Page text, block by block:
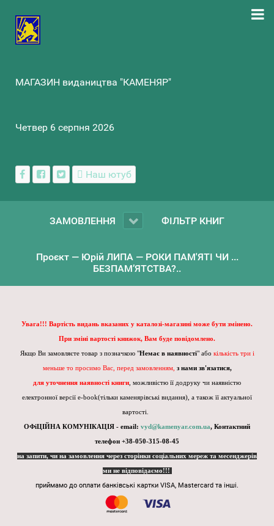
МАГАЗИН видаництва "КАМЕНЯР"
Четвер 6 серпня 2026
Наш ютуб
ЗАМОВЛЕННЯ ФІЛЬТР КНИГ
Проєкт — Юрій ЛИПА — РОКИ ПАМ'ЯТІ ЧИ ...
БЕЗПАМ’ЯТСТВА?..
Увага!!! Вартість видань вказаних у каталозі-магазині може бути змінено.
При зміні вартості книжок, Вам буде повідомлено.
Якщо Ви замовляєте товар з позначкою "Немає в наявності" або кількість три і
меньше то просимо Вас, перед замовленням, з нами зв'язатися,
для уточнення наявності книги , можливістю її додруку чи наявністю
електронної версії e-book(тільки каменярівські видання), а також її актуальної
вартості.
ОФіЦІЙНА КОМУНІКАЦІЯ - email: vyd@kamenyar.com.ua, Контактний
телефон +38-050-315-08-45
на запити, чи на замовлення через сторінки соціальних мереж та месенджерів
ми не відповідаємо!!!
приймамо до оплати банківські картки VISA, Mastercard та інші.